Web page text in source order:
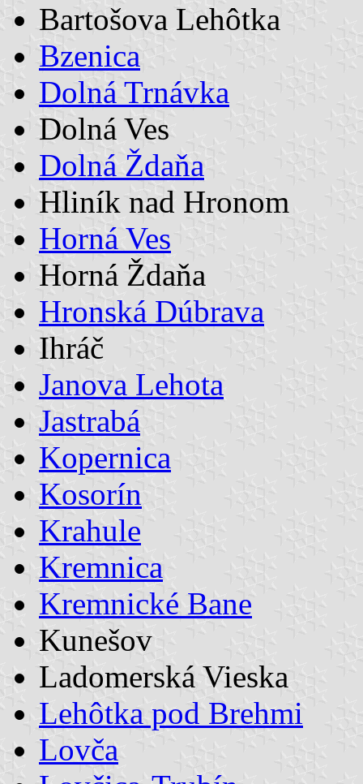
Bartošova Lehôtka
Bzenica
Dolná Trnávka
Dolná Ves
Dolná Ždaňa
Hliník nad Hronom
Horná Ves
Horná Ždaňa
Hronská Dúbrava
Ihráč
Janova Lehota
Jastrabá
Kopernica
Kosorín
Krahule
Kremnica
Kremnické Bane
Kunešov
Ladomerská Vieska
Lehôtka pod Brehmi
Lovča